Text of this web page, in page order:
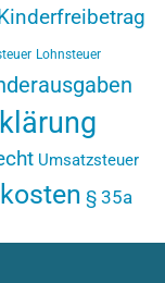
Kinderfreibetrag
Lohnsteuer
Umsatzsteuer
§ 35a